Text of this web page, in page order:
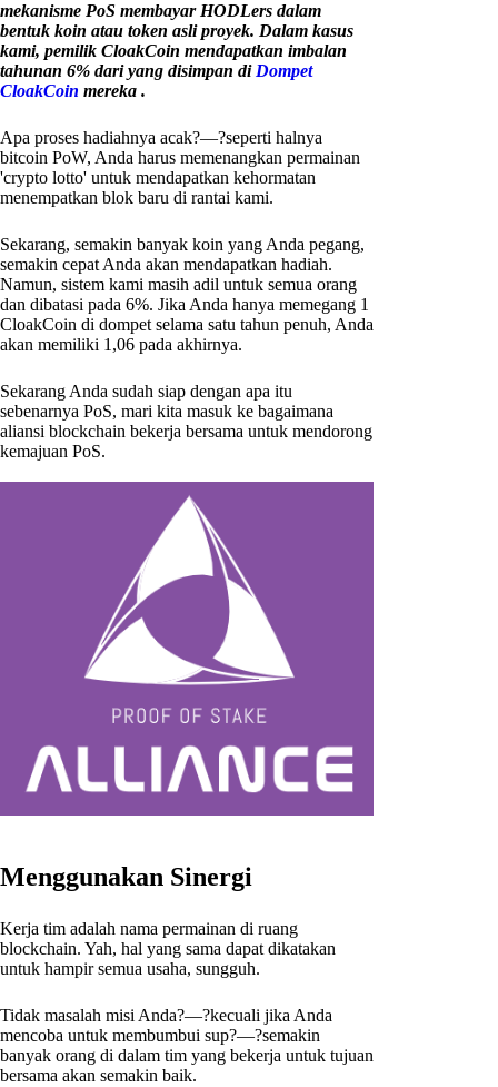
mekanisme PoS membayar HODLers dalam
bentuk koin atau token asli proyek. Dalam kasus
kami, pemilik CloakCoin mendapatkan imbalan
tahunan 6% dari yang disimpan di Dompet
CloakCoin mereka .
Apa proses hadiahnya acak?—?seperti halnya
bitcoin PoW, Anda harus memenangkan permainan
'crypto lotto' untuk mendapatkan kehormatan
menempatkan blok baru di rantai kami.
Sekarang, semakin banyak koin yang Anda pegang,
semakin cepat Anda akan mendapatkan hadiah.
Namun, sistem kami masih adil untuk semua orang
dan dibatasi pada 6%. Jika Anda hanya memegang 1
CloakCoin di dompet selama satu tahun penuh, Anda
akan memiliki 1,06 pada akhirnya.
Sekarang Anda sudah siap dengan apa itu
sebenarnya PoS, mari kita masuk ke bagaimana
aliansi blockchain bekerja bersama untuk mendorong
kemajuan PoS.
Menggunakan Sinergi
Kerja tim adalah nama permainan di ruang
blockchain. Yah, hal yang sama dapat dikatakan
untuk hampir semua usaha, sungguh.
Tidak masalah misi Anda?—?kecuali jika Anda
mencoba untuk membumbui sup?—?semakin
banyak orang di dalam tim yang bekerja untuk tujuan
bersama akan semakin baik.